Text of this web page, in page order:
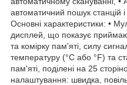
автоматичний пошук станцій
Основні характеристики: •
дисплей, що показує
та комірку пам'яті, силу
температуру (°C або °F) та
пам'яті, поділені на 25
налаштування: швидка,